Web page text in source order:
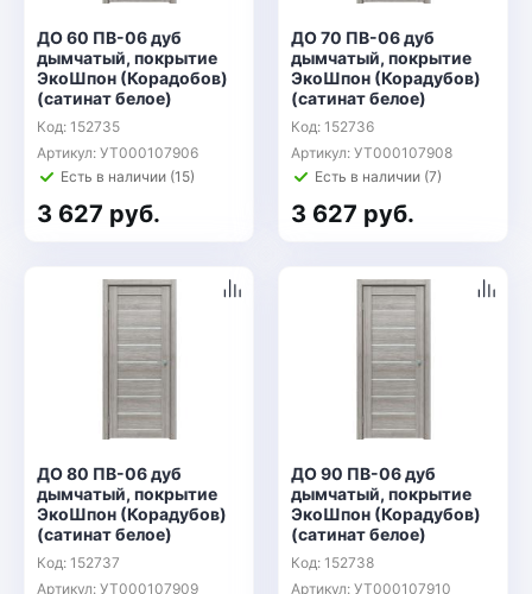
ДО 60 ПВ-06 дуб
дымчатый, покрытие
ЭкоШпон (Корадобов)
(сатинат белое)
Код: 152735
Артикул: УТ000107906
Есть в наличии (15)
3 627 руб.
ДО 70 ПВ-06 дуб
дымчатый, покрытие
ЭкоШпон (Корадубов)
(сатинат белое)
Код: 152736
Артикул: УТ000107908
Есть в наличии (7)
3 627 руб.
ДО 80 ПВ-06 дуб
дымчатый, покрытие
ЭкоШпон (Корадубов)
(сатинат белое)
Код: 152737
Артикул: УТ000107909
ДО 90 ПВ-06 дуб
дымчатый, покрытие
ЭкоШпон (Корадубов)
(сатинат белое)
Код: 152738
Артикул: УТ000107910